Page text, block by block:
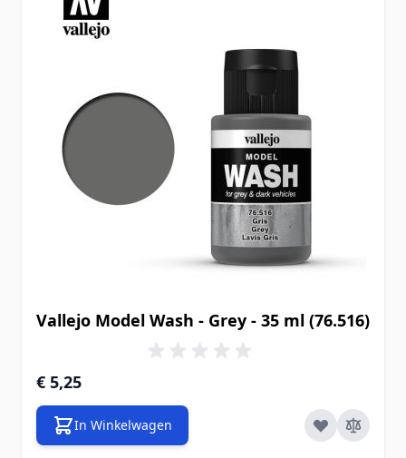
Vallejo Model Wash - Grey - 35 ml (76.516)
€ 5,25
In Winkelwagen